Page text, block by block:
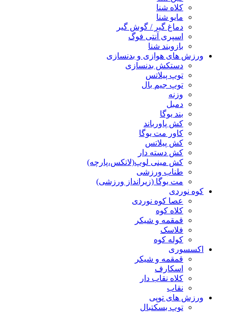
کلاه شنا
مایو شنا
دماغ گیر / گوش گیر
اسپری آنتی فوگ
بازوبند شنا
ورزش های هوازی و بدنسازی
دستکش بدنسازی
توپ پیلاتس
توپ جیم بال
وزنه
دمبل
بند یوگا
کش پاورباند
کاور مت یوگا
کش پیلاتس
کش دسته دار
کش مینی لوپ(لاتکس،پارچه)
طناب ورزشی
مت یوگا (زیرانداز ورزشی)
کوه نوردی
عصا کوه نوردی
کلاه کوه
قمقمه و شیکر
فلاسک
کوله کوه
اکسسوری
قمقمه و شیکر
اسکارف
کلاه نقاب دار
نقاب
ورزش های توپی
توپ بسکتبال